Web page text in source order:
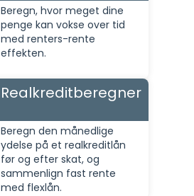
Beregn, hvor meget dine
penge kan vokse over tid
med renters-rente
effekten.
Realkreditberegner
Beregn den månedlige
ydelse på et realkreditlån
før og efter skat, og
sammenlign fast rente
med flexlån.